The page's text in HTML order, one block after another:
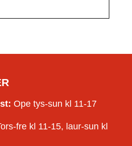
Ope tys-sun kl 11-17
fre kl 11-15, laur-sun kl